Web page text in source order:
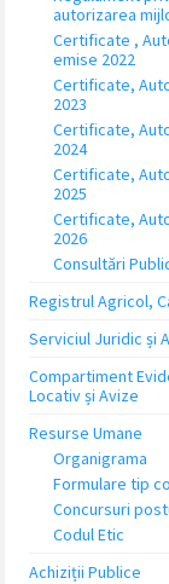
autorizarea
Certificate ,
emise 2022
Certificate,
2023
Certificate,
2024
Certificate,
2025
Certificate,
2026
Consultări
Registrul Agricol,
Serviciul Juridic și
Compartiment
Locativ și Avize
Resurse Umane
Organigrama
Formulare tip
Concursuri
Codul Etic
Achiziții Publice